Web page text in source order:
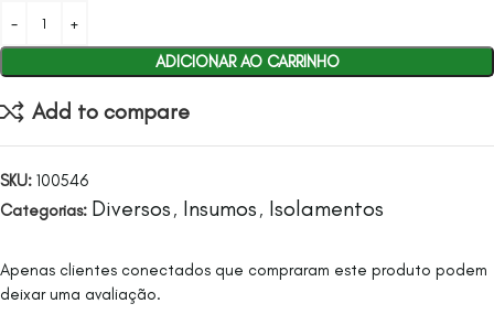
ADICIONAR AO CARRINHO
Add to compare
SKU: 100546
Categorias: Diversos , Insumos , Isolamentos
Apenas clientes conectados que compraram este produto podem
deixar uma avaliação.